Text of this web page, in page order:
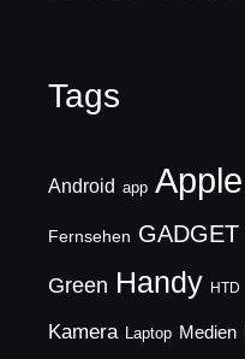
Tags
Android app Apple
Fernsehen GADGET
Green Handy HTD
Kamera Laptop Medien